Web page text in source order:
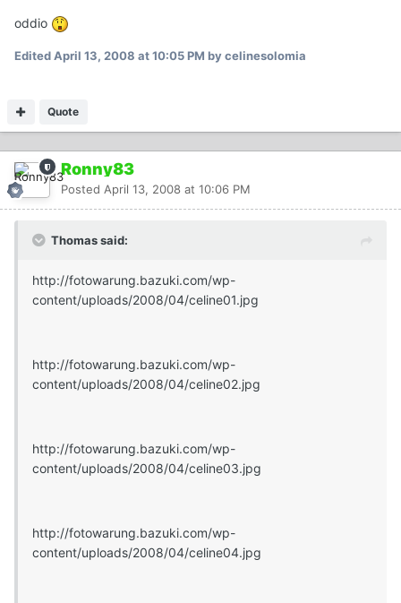
oddio
EditedApril 13, 2008 at 10:05 PM by celinesolomia
Quote
Ronny83
Posted April 13, 2008 at 10:06 PM
Thomas said:
http://fotowarung.bazuki.com/wp-
content/uploads/2008/04/celine01.jpg
http://fotowarung.bazuki.com/wp-
content/uploads/2008/04/celine02.jpg
http://fotowarung.bazuki.com/wp-
content/uploads/2008/04/celine03.jpg
http://fotowarung.bazuki.com/wp-
content/uploads/2008/04/celine04.jpg